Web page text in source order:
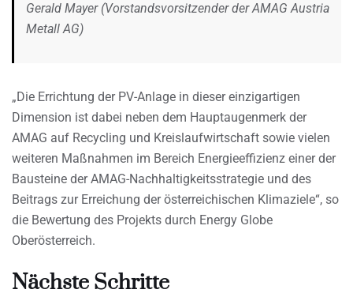
Gerald Mayer (Vorstandsvorsitzender der AMAG Austria
Metall AG)
„Die Errichtung der PV-Anlage in dieser einzigartigen
Dimension ist dabei neben dem Hauptaugenmerk der
AMAG auf Recycling und Kreislaufwirtschaft sowie vielen
weiteren Maßnahmen im Bereich Energieeffizienz einer der
Bausteine der AMAG-Nachhaltigkeitsstrategie und des
Beitrags zur Erreichung der österreichischen Klimaziele“, so
die Bewertung des Projekts durch Energy Globe
Oberösterreich.
Nächste Schritte